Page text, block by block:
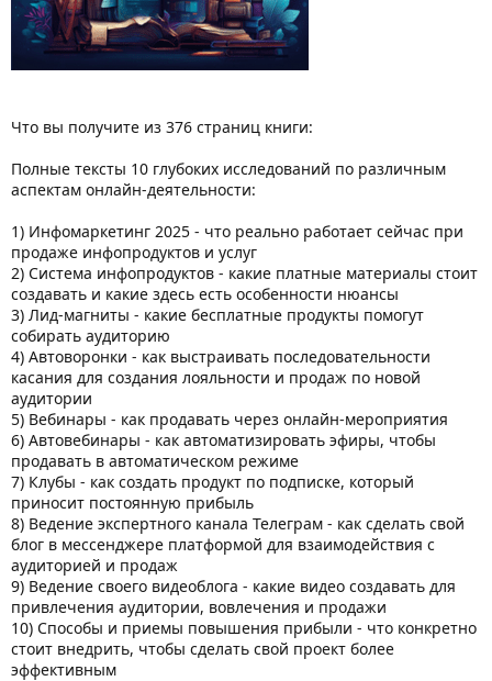
Что вы получите из 376 страниц книги:
Полные тексты 10 глубоких исследований по различным
аспектам онлайн-деятельности:
1) Инфомаркетинг 2025 - что реально работает сейчас при
продаже инфопродуктов и услуг
2) Система инфопродуктов - какие платные материалы стоит
создавать и какие здесь есть особенности нюансы
3) Лид-магниты - какие бесплатные продукты помогут
собирать аудиторию
4) Автоворонки - как выстраивать последовательности
касания для создания лояльности и продаж по новой
аудитории
5) Вебинары - как продавать через онлайн-мероприятия
6) Автовебинары - как автоматизировать эфиры, чтобы
продавать в автоматическом режиме
7) Клубы - как создать продукт по подписке, который
приносит постоянную прибыль
8) Ведение экспертного канала Телеграм - как сделать свой
блог в мессенджере платформой для взаимодействия с
аудиторией и продаж
9) Ведение своего видеоблога - какие видео создавать для
привлечения аудитории, вовлечения и продажи
10) Способы и приемы повышения прибыли - что конкретно
стоит внедрить, чтобы сделать свой проект более
эффективным